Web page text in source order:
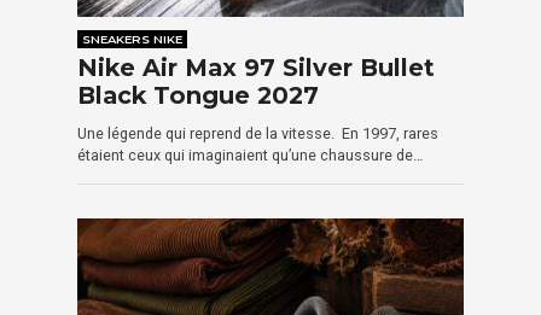
SNEAKERS NIKE
Nike Air Max 97 Silver Bullet
Black Tongue 2027
Une légende qui reprend de la vitesse. En 1997, rares
étaient ceux qui imaginaient qu’une chaussure de…